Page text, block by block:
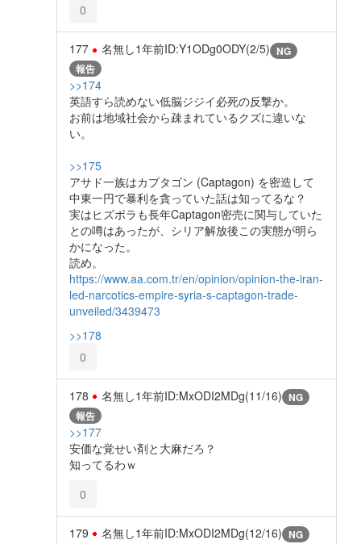
0
177 名無し1年前ID:Y1ODg0ODY(2/5) NG
報告
>>174
英語すら読めない低脳ジジイ必死の反撃か。
お前は地域社会から疎まれているクズに違いな
い。
>>175
アサド一族はカプタゴン (Captagon) を密造して
中東一円で暴利を貪っていた話は知ってるな？
実はヒズボラも長年Captagon密売に関与していた
との噂はあったが、シリア解放後この実態が明ら
かになった。
読め。
https://www.aa.com.tr/en/opinion/opinion-the-iran-
led-narcotics-empire-syria-s-captagon-trade-
unveiled/3439473
>>178
0
178 名無し1年前ID:MxODI2MDg(11/16) NG
報告
>>177
安価な覚せい剤と大麻だろ？
知ってるわｗ
0
179 名無し1年前ID:MxODI2MDg(12/16) NG